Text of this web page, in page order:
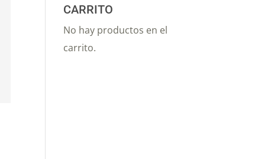
CARRITO
No hay productos en el
carrito.